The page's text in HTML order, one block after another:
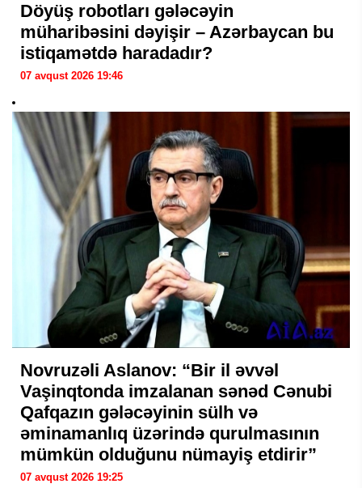
Döyüş robotları gələcəyin
müharibəsini dəyişir – Azərbaycan bu
istiqamətdə haradadır?
07 avqust 2026 19:46
Novruzəli Aslanov: “Bir il əvvəl
Vaşinqtonda imzalanan sənəd Cənubi
Qafqazın gələcəyinin sülh və
əminamanlıq üzərində qurulmasının
mümkün olduğunu nümayiş etdirir”
07 avqust 2026 19:25